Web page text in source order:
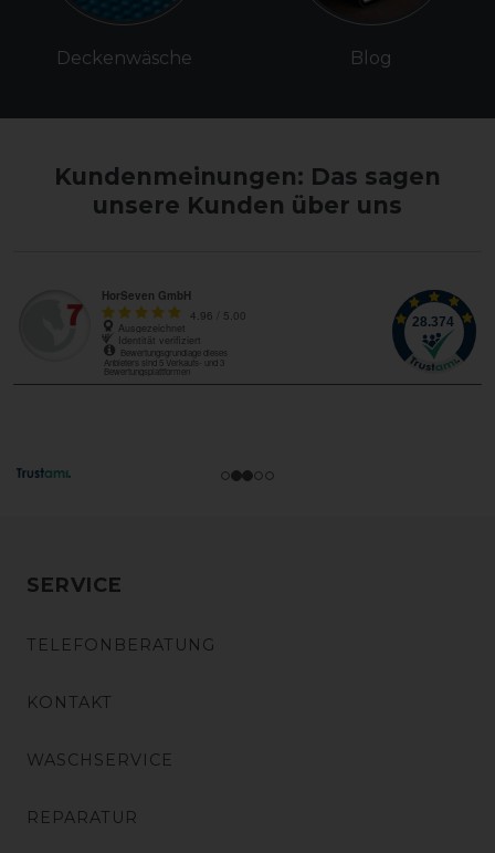
Deckenwäsche Blog
Kundenmeinungen: Das sagen
unsere Kunden über uns
SERVICE
TELEFONBERATUNG
KONTAKT
WASCHSERVICE
REPARATUR